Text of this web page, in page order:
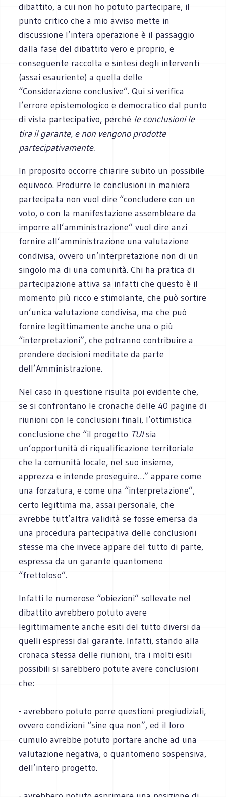
dibattito, a cui non ho potuto partecipare, il
punto critico che a mio avviso mette in
discussione l’intera operazione è il passaggio
dalla fase del dibattito vero e proprio, e
conseguente raccolta e sintesi degli interventi
(assai esauriente) a quella delle
“Considerazione conclusive”. Qui si verifica
l’errore epistemologico e democratico dal punto
di vista partecipativo, perché le conclusioni le
tira il garante, e non vengono prodotte
partecipativamente.
In proposito occorre chiarire subito un possibile
equivoco. Produrre le conclusioni in maniera
partecipata non vuol dire “concludere con un
voto, o con la manifestazione assembleare da
imporre all’amministrazione” vuol dire anzi
fornire all’amministrazione una valutazione
condivisa, ovvero un’interpretazione non di un
singolo ma di una comunità. Chi ha pratica di
partecipazione attiva sa infatti che questo è il
momento più ricco e stimolante, che può sortire
un’unica valutazione condivisa, ma che può
fornire legittimamente anche una o più
“interpretazioni”, che potranno contribuire a
prendere decisioni meditate da parte
dell’Amministrazione.
Nel caso in questione risulta poi evidente che,
se si confrontano le cronache delle 40 pagine di
riunioni con le conclusioni finali, l’ottimistica
conclusione che “il progetto TUIsia
un’opportunità di riqualificazione territoriale
che la comunità locale, nel suo insieme,
apprezza e intende proseguire…” appare come
una forzatura, e come una “interpretazione”,
certo legittima ma, assai personale, che
avrebbe tutt’altra validità se fosse emersa da
una procedura partecipativa delle conclusioni
stesse ma che invece appare del tutto di parte,
espressa da un garante quantomeno
“frettoloso”.
Infatti le numerose “obiezioni” sollevate nel
dibattito avrebbero potuto avere
legittimamente anche esiti del tutto diversi da
quelli espressi dal garante. Infatti, stando alla
cronaca stessa delle riunioni, tra i molti esiti
possibili si sarebbero potute avere conclusioni
che:
- avrebbero potuto porre questioni pregiudiziali,
ovvero condizioni “sine qua non”, ed il loro
cumulo avrebbe potuto portare anche ad una
valutazione negativa, o quantomeno sospensiva,
dell’intero progetto.